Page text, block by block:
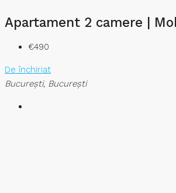
Apartament 2 camere |
€490
De închiriat
București, București